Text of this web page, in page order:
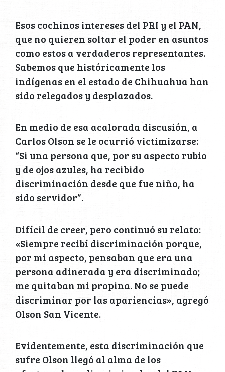
Esos cochinos intereses del PRI y el PAN,
que no quieren soltar el poder en asuntos
como estos a verdaderos representantes.
Sabemos que históricamente los
indígenas en el estado de Chihuahua han
sido relegados y desplazados.
En medio de esa acalorada discusión, a
Carlos Olson se le ocurrió victimizarse:
“Si una persona que, por su aspecto rubio
y de ojos azules, ha recibido
discriminación desde que fue niño, ha
sido servidor”.
Difícil de creer, pero continuó su relato:
«Siempre recibí discriminación porque,
por mi aspecto, pensaban que era una
persona adinerada y era discriminado;
me quitaban mi propina. No se puede
discriminar por las apariencias», agregó
Olson San Vicente.
Evidentemente, esta discriminación que
sufre Olson llegó al alma de los